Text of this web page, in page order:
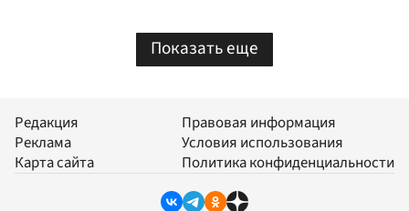
Показать еще
Редакция
Реклама
Карта сайта
Правовая информация
Условия использования
Политика конфиденциальности